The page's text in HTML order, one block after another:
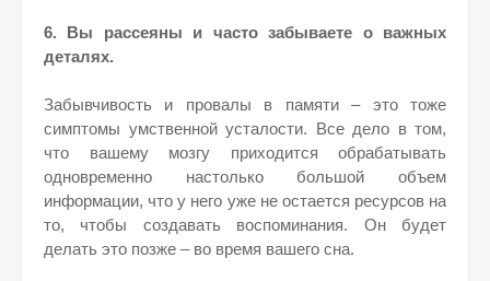
6. Вы рассеяны и часто забываете о важных
деталях.
Забывчивость и провалы в памяти – это тоже
симптомы умственной усталости. Все дело в том,
что вашему мозгу приходится обрабатывать
одновременно настолько большой объем
информации, что у него уже не остается ресурсов на
то, чтобы создавать воспоминания. Он будет
делать это позже – во время вашего сна.